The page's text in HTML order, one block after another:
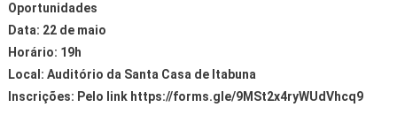
Oportunidades
Data: 22 de maio
Horário: 19h
Local: Auditório da Santa Casa de Itabuna
Inscrições: Pelo link https://forms.gle/9MSt2x4ryWUdVhcq9